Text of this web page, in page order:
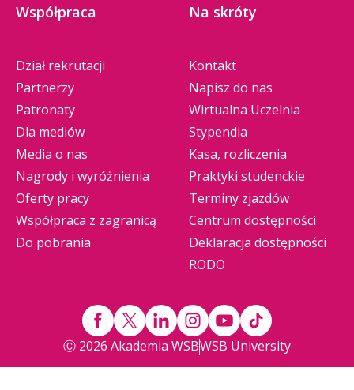
Współpraca
Dział rekrutacji
Partnerzy
Patronaty
Dla mediów
Media o nas
Nagrody i wyróżnienia
Oferty pracy
Współpraca z zagranicą
Do pobrania
Na skróty
Kontakt
Napisz do nas
Wirtualna Uczelnia
Stypendia
Kasa, rozliczenia
Praktyki studenckie
Terminy zjazdów
Centrum dostępności
Deklaracja dostępności
RODO
Ⓒ 2026 Akademia WSBWSB University